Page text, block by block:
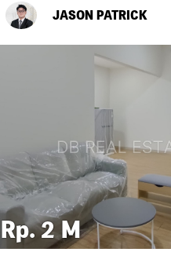
JASON PATRICK
Rp. 2 M